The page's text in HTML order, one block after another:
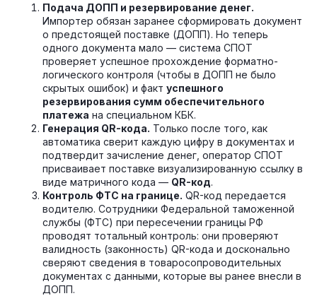
Подача ДОПП и резервирование денег.
Импортер обязан заранее сформировать документ
о предстоящей поставке (ДОПП). Но теперь
одного документа мало — система СПОТ
проверяет успешное прохождение форматно-
логического контроля (чтобы в ДОПП не было
скрытых ошибок) и факт успешного
резервирования сумм обеспечительного
платежа на специальном КБК.
Генерация QR-кода. Только после того, как
автоматика сверит каждую цифру в документах и
подтвердит зачисление денег, оператор СПОТ
присваивает поставке визуализированную ссылку в
виде матричного кода — QR-код.
Контроль ФТС на границе. QR-код передается
водителю. Сотрудники Федеральной таможенной
службы (ФТС) при пересечении границы РФ
проводят тотальный контроль: они проверяют
валидность (законность) QR-кода и досконально
сверяют сведения в товаросопроводительных
документах с данными, которые вы ранее внесли в
ДОПП.